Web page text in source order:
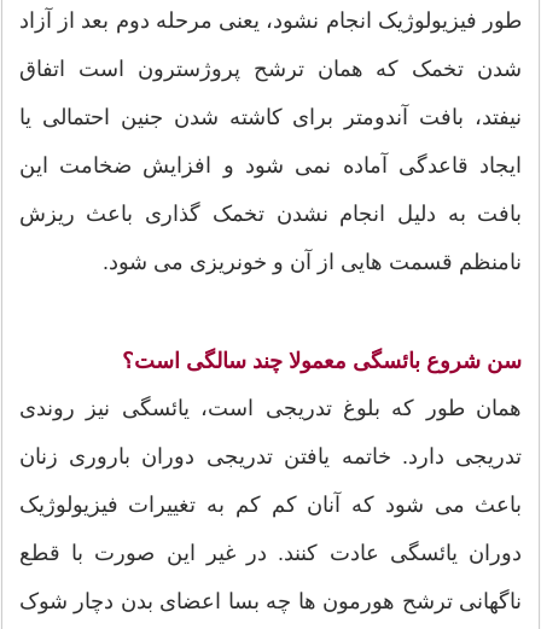
طور فیزیولوژیک انجام نشود، یعنی مرحله دوم بعد از آزاد
شدن تخمک که همان ترشح پروژسترون است اتفاق
نیفتد، بافت آندومتر برای کاشته شدن جنین احتمالی یا
ایجاد قاعدگی آماده نمی شود و افزایش ضخامت این
بافت به دلیل انجام نشدن تخمک گذاری باعث ریزش
نامنظم قسمت هایی از آن و خونریزی می شود.
سن شروع بائسگی معمولا چند سالگی است؟
همان طور که بلوغ تدریجی است، یائسگی نیز روندی
تدریجی دارد. خاتمه یافتن تدریجی دوران باروری زنان
باعث می شود که آنان کم کم به تغییرات فیزیولوژیک
دوران یائسگی عادت کنند. در غیر این صورت با قطع
ناگهانی ترشح هورمون ها چه بسا اعضای بدن دچار شوک